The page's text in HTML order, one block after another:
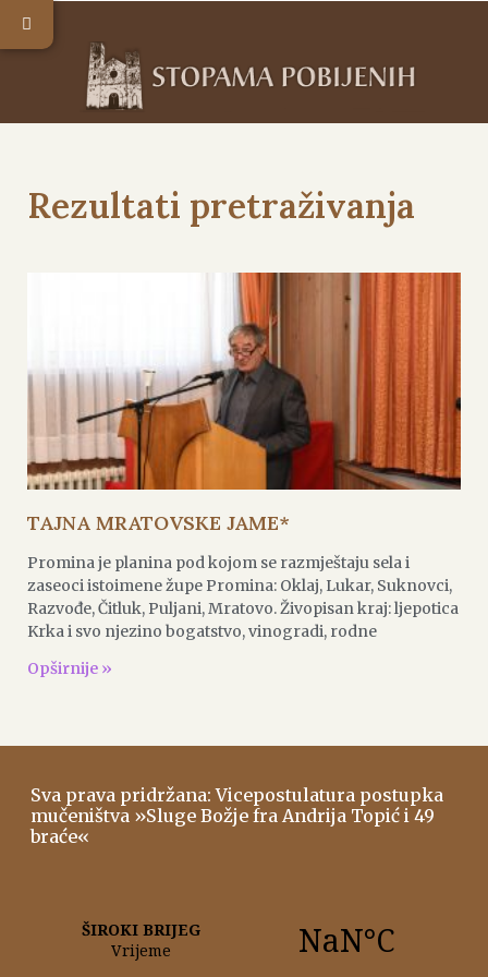
Rezultati pretraživanja
TAJNA MRATOVSKE JAME*
Promina je planina pod kojom se razmještaju sela i
zaseoci istoimene župe Promina: Oklaj, Lukar, Suknovci,
Razvođe, Čitluk, Puljani, Mratovo. Živopisan kraj: ljepotica
Krka i svo njezino bogatstvo, vinogradi, rodne
Opširnije »
Sva prava pridržana: Vicepostulatura postupka
mučeništva »Sluge Božje fra Andrija Topić i 49
braće«